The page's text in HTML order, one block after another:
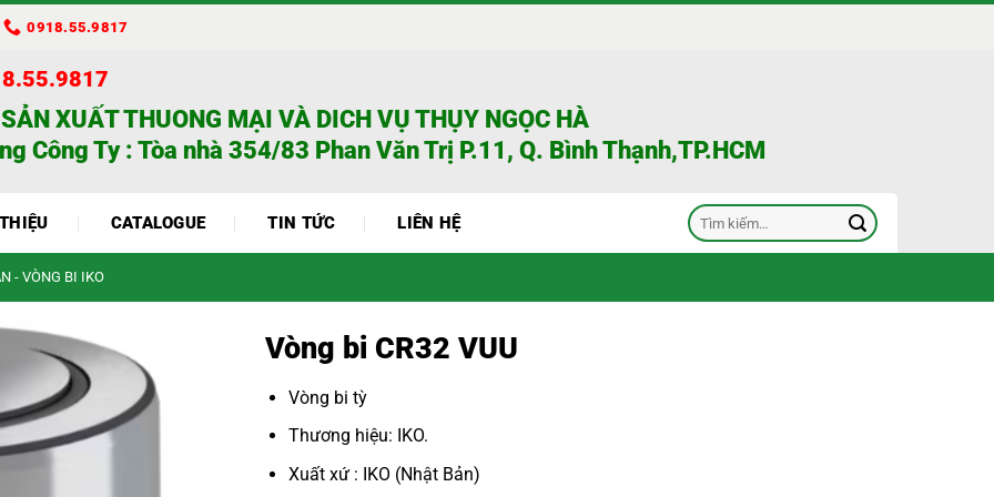
0918.55.9817
XUẤT THUONG MẠI VÀ DICH VỤ THỤY NGỌC HÀ
Công Ty : Tòa nhà 354/83 Phan Văn Trị P.11, Q. Bình Thạnh,TP.HCM
CATALOGUE TIN TỨC LIÊN HỆ
Tìm
kiếm:
- VÒNG BI IKO
Vòng bi CR32 VUU
Vòng bi tỳ
Thương hiệu: IKO.
Xuất xứ : IKO (Nhật Bản)